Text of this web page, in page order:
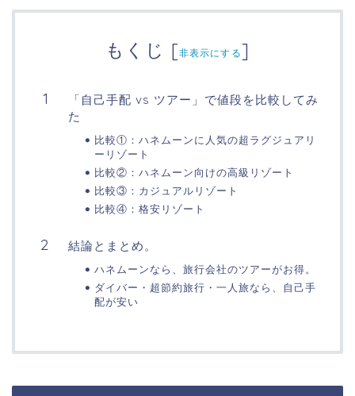
もくじ [非表示にする]
「自己手配 vs ツアー」で値段を比較してみ
た
比較①：ハネムーンに人気の超ラグジュアリ
ーリゾート
比較②：ハネムーン向けの高級リゾート
比較③：カジュアルリゾート
比較④：格安リゾート
結論とまとめ。
ハネムーンなら、旅行会社のツアーがお得。
ダイバー・超節約旅行・一人旅なら、自己手
配が安い